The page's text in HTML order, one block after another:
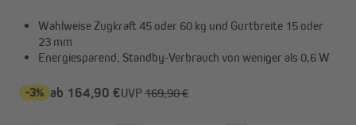
Wahlweise Zugkraft 45 oder 60 kg und Gurtbreite 15 oder
23 mm
Energiesparend, Standby-Verbrauch von weniger als 0,6 W
-3% ab 164,90 €UVP 169,90 €